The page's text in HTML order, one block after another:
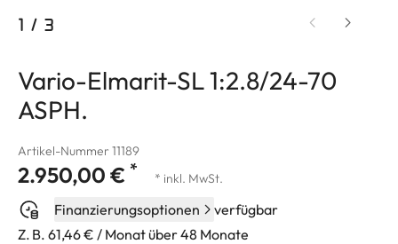
1 / 3
Vario-Elmarit-SL 1:2.8/24-70
ASPH.
Artikel-Nummer 11189
2.950,00 € * * inkl. MwSt.
Finanzierungsoptionen
verfügbar
Z. B. 61,46 € / Monat über 48 Monate